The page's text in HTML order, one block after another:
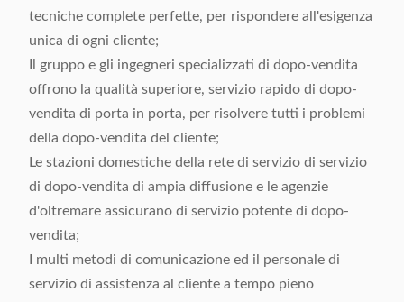
tecniche complete perfette, per rispondere all'esigenza
unica di ogni cliente;
Il gruppo e gli ingegneri specializzati di dopo-vendita
offrono la qualità superiore, servizio rapido di dopo-
vendita di porta in porta, per risolvere tutti i problemi
della dopo-vendita del cliente;
Le stazioni domestiche della rete di servizio di servizio
di dopo-vendita di ampia diffusione e le agenzie
d'oltremare assicurano di servizio potente di dopo-
vendita;
I multi metodi di comunicazione ed il personale di
servizio di assistenza al cliente a tempo pieno